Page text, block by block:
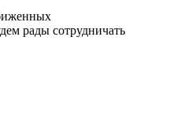
рады сотрудничать